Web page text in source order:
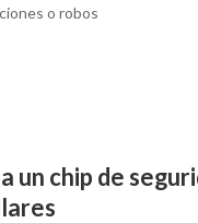
o robos
un chip de